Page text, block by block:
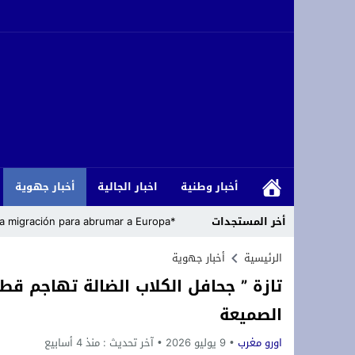
أخبار وطنية اخبار الجالية أخبار جهوية
أخر المستجدات
*Cómo los islamistas han armado la migración para abrumar a Europa*
رئاسة حزب التجديد والتقدم تعلن
زلزال داخل حلف الناتو: الولايات
أزغنغان تحتضن “الدوري المصغر لكرة
الرئيسية أخبار جهوية
تازة ” جحافل الكلاب الضالة تهاجم
الصميعة
اورو مغرب 9 يوليو 2026 آخر تحديث : منذ 4 أسابيع